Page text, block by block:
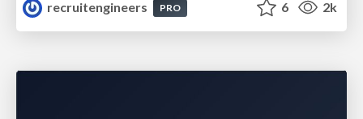
recruitengineers
PRO 6 2k